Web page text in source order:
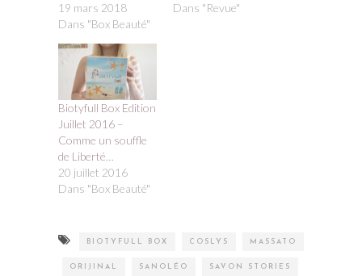
19 mars 2018
Dans "Box Beauté"
Dans "Revue"
Biotyfull Box Edition
Juillet 2016 –
Comme un souffle
de Liberté…
20 juillet 2016
Dans "Box Beauté"
BIOTYFULL BOX COSLYS MASSATO
ORIJINAL SANOLÉO SAVON STORIES